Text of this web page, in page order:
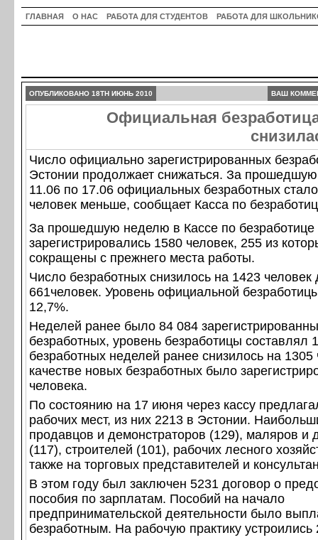
ГЛАВНАЯ О НАС РАБОТА ДЛЯ СТУДЕНТОВ РАБОТА ДЛЯ
ОПУБЛИКОВАНО 18TH ИЮНЬ 2010 ВАШ
Официальная
Число официально зарегистрированных
Эстонии продолжает снижаться. За
11.06 по 17.06 официальных безработных
человек меньше, сообщает Касса по
За прошедшую неделю в Кассе по безработице
зарегистрировались 1580 человек, 255 из
сокращены с прежнего места работы.
Число безработных снизилось на 1423 человек
661человек. Уровень официальной
12,7%.
Неделей ранее было 84 084
безработных, уровень безработицы составлял
безработных неделей ранее снизилось на 1305
качестве новых безработных было
человека.
По состоянию на 17 июня через кассу
рабочих мест, из них 2213 в Эстонии.
продавцов и демонстраторов (129), маляров и
(117), строителей (101), рабочих лесного
также на торговых представителей и
В этом году был заключен 5231 договор о
пособия по зарплатам. Пособий на начало
предпринимательской деятельности было
безработным. На рабочую практику устроились